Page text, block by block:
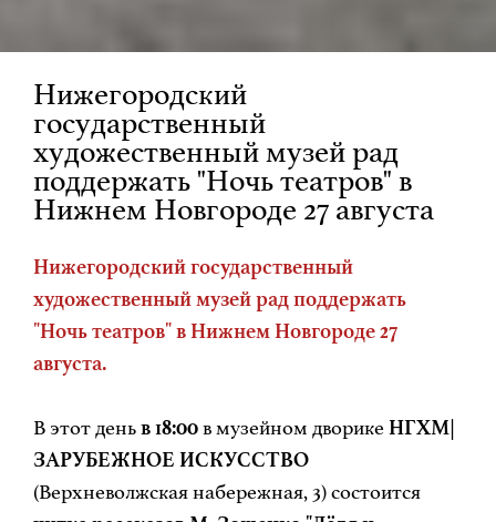
Нижегородский
государственный
художественный музей рад
поддержать "Ночь театров" в
Нижнем Новгороде 27 августа
Нижегородский государственный
художественный музей рад поддержать
"Ночь театров" в Нижнем Новгороде 27
августа.
В этот деньв 18:00в музейном дворике НГХМ|
ЗАРУБЕЖНОЕ ИСКУССТВО
(Верхневолжская набережная, 3) состоится